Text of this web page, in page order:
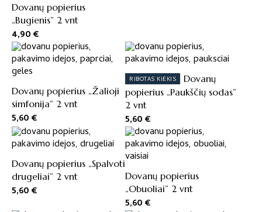
Dovanų popierius
„Bugienis” 2 vnt
4,90€
Dovanų popierius „Žalioji
simfonija” 2 vnt
5,60€
RIBOTAS KIEKIS
Dovanų
popierius „Paukščių sodas”
2 vnt
5,60€
Dovanų popierius „Spalvoti
drugeliai” 2 vnt
5,60€
Dovanų popierius
„Obuoliai” 2 vnt
5,60€